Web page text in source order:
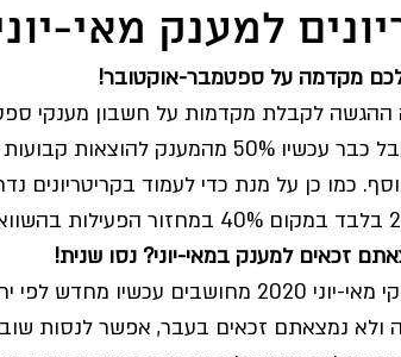
קוראים קידום חקיקה
למענק מאי-
מקדמה על ספטמבר-אוקטובר!
לקבלת מקדמות על חשבון מענקי
יכול לקבל כבר עכשיו 50% מהמענק
כמו כן על מנת כדי לעמוד בקריטריונים
זכאים למענק במאי-יוני? נסו שנית!
ולא נמצאתם זכאים בעבר, אפשר לנסות